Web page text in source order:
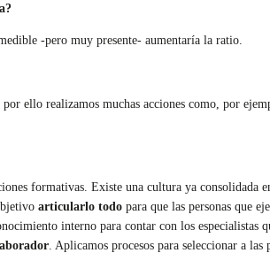
-pero muy presente- aumentaría la ratio.
por ello realizamos muchas acciones como, por
formativas. Existe una cultura ya consolidada
articularlo todo para que las personas que
interno para contar con los
. Aplicamos procesos para seleccionar a